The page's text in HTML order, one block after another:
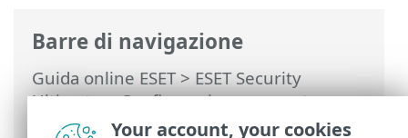
Barre di navigazione
Guida online ESET>ESET Security
Ultimate>Configurazione avanzata>
Protezioni>Controllo dispositivi>Editor
Your account, your cookies